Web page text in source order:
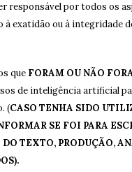
responsável por todos os
exatidão ou à integridade
que FORAM OU NÃO
de inteligência artificial
(CASO TENHA SIDO
SE FOI PARA
TEXTO, PRODUÇÃO,